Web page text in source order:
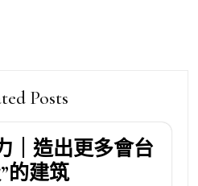
Posts
｜造出更多會台
的建筑